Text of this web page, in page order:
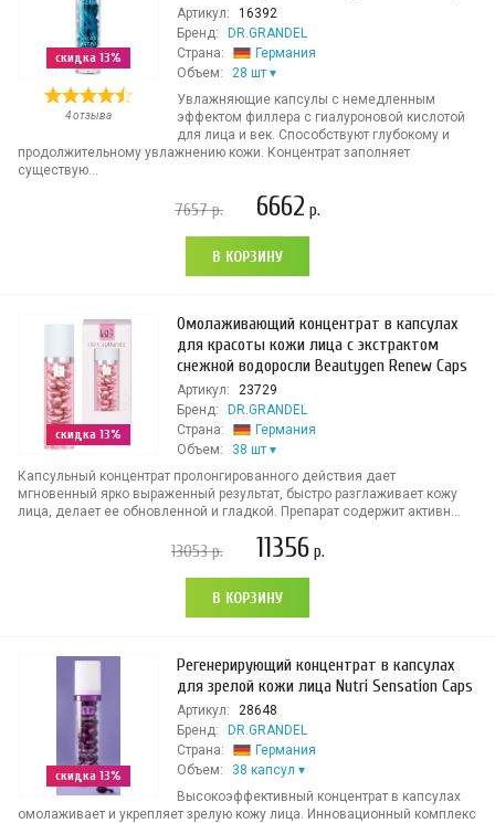
скидка 13%
4 отзыва
Артикул:
16392
Бренд:
DR.GRANDEL
Страна:
Германия
Объем:
28 шт
Увлажняющие капсулы с немедленным
эффектом филлера с гиалуроновой кислотой
для лица и век. Способствуют глубокому и
продолжительному увлажнению кожи. Концентрат заполняет
существую...
7657р. 6662 р.
В КОРЗИНУ
скидка 13%
Омолаживающий концентрат в капсулах
для красоты кожи лица с экстрактом
снежной водоросли Beautygen Renew Caps
Артикул:
23729
Бренд:
DR.GRANDEL
Страна:
Германия
Объем:
38 шт
Капсульный концентрат пролонгированного действия дает
мгновенный ярко выраженный результат, быстро разглаживает кожу
лица, делает ее обновленной и гладкой. Препарат содержит активн...
13053р. 11356р.
В КОРЗИНУ
скидка 13%
Регенерирующий концентрат в капсулах
для зрелой кожи лица Nutri Sensation Caps
Артикул:
28648
Бренд:
DR.GRANDEL
Страна:
Германия
Объем:
38 капсул
Высокоэффективный концентрат в капсулах
омолаживает и укрепляет зрелую кожу лица. Инновационный комплекс